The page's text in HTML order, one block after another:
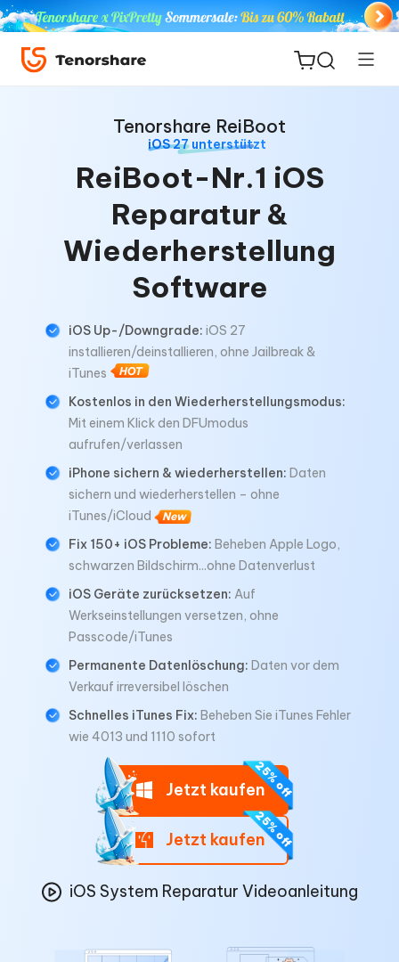
ReiBoot
PDNob
Neu
iAnyGo
Tenorshare ReiBoot
iOS 27 unterstützt
ReiBoot-Nr.1 iOS
Reparatur &
Wiederherstellung
Software
iOS Up-/Downgrade: iOS 27
installieren/deinstallieren, ohne Jailbreak &
iTunes
Kostenlos in den Wiederherstellungsmodus:
Mit einem Klick den DFUmodus
aufrufen/verlassen
iPhone sichern & wiederherstellen: Daten
sichern und wiederherstellen – ohne
iTunes/iCloud
New
Fix 150+ iOS Probleme: Beheben Apple Logo,
schwarzen Bildschirm...ohne Datenverlust
iOS Geräte zurücksetzen: Auf
Werkseinstellungen versetzen, ohne
Passcode/iTunes
Permanente Datenlöschung: Daten vor dem
Verkauf irreversibel löschen
Schnelles iTunes Fix: Beheben Sie iTunes Fehler
wie 4013 und 1110 sofort
Jetzt kaufen
Jetzt kaufen
iOS System Reparatur Videoanleitung